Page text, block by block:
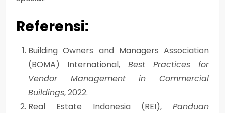
Referensi:
Building Owners and Managers Association
(BOMA) International, Best Practices for
Vendor Management in Commercial
Buildings, 2022.
Real Estate Indonesia (REI), Panduan